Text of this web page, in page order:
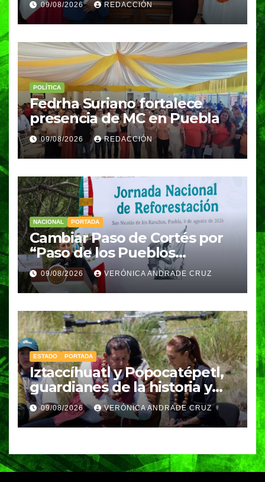
cultura en Puebla capital
09/08/2026 REDACCIÓN
POLÍTICA
Fedrha Suriano fortalece
presencia de MC en Puebla
09/08/2026 REDACCIÓN
NACIONAL PORTADA
Cambiar Paso de Cortés por
“Paso de los Pueblos
Indígenas” plantea
Sheinbaum
09/08/2026 VERÓNICA ANDRADE CRUZ
ESTADO PORTADA
Iztaccíhuatl y Popocatépetl,
guardianes de la historia y
fuentes de vida para Puebla:
Armenta
09/08/2026 VERÓNICA ANDRADE CRUZ